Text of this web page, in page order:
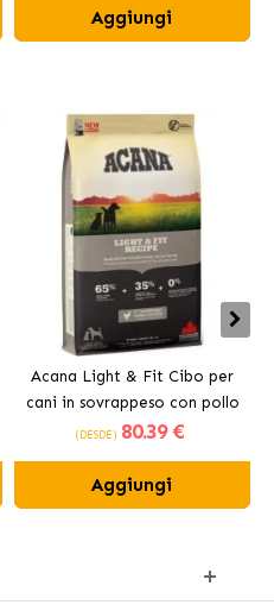
Aggiungi
Acana Light & Fit Cibo per
cani in sovrappeso con pollo
fresco
(DESDE) 80.39 €
Aggiungi